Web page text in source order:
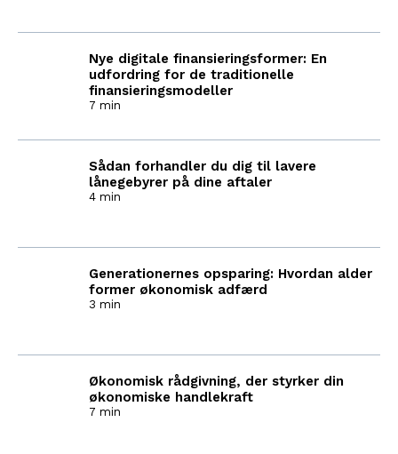
Nye digitale finansieringsformer: En
udfordring for de traditionelle
finansieringsmodeller
7 min
Sådan forhandler du dig til lavere
lånegebyrer på dine aftaler
4 min
Generationernes opsparing: Hvordan alder
former økonomisk adfærd
3 min
Økonomisk rådgivning, der styrker din
økonomiske handlekraft
7 min